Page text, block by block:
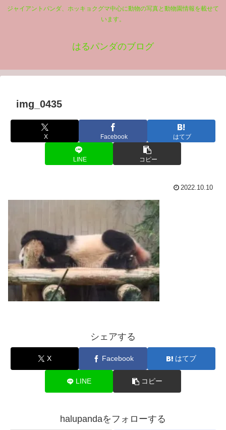
ジャイアントパンダ、ホッキョクグマ中心に動物の写真と動物園情報を載せて
います。
はるパンダのブログ
img_0435
X Facebook はてブ
LINE コピー
2022.10.10
シェアする
X Facebook はてブ
LINE コピー
halupandaをフォローする